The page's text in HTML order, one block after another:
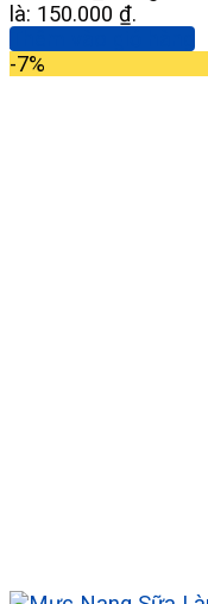
là: 150.000 ₫.
-7%